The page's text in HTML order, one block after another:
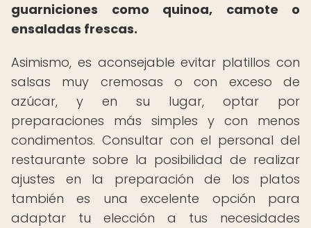
guarniciones como quinoa, camote o
ensaladas frescas.
Asimismo, es aconsejable evitar platillos con
salsas muy cremosas o con exceso de
azúcar, y en su lugar, optar por
preparaciones más simples y con menos
condimentos. Consultar con el personal del
restaurante sobre la posibilidad de realizar
ajustes en la preparación de los platos
también es una excelente opción para
adaptar tu elección a tus necesidades